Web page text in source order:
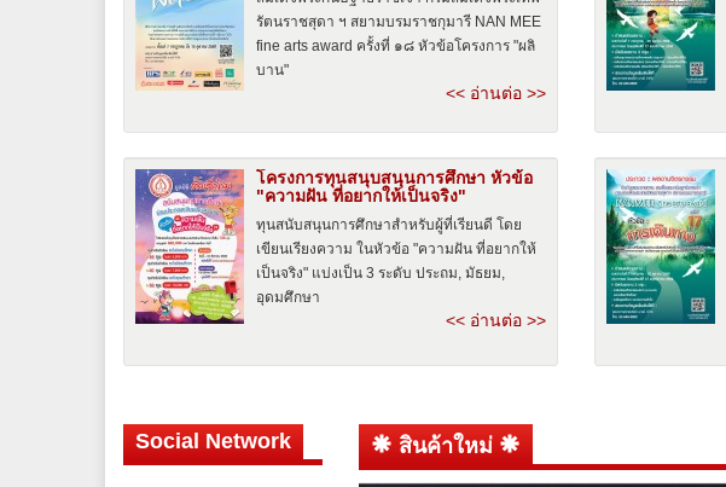
รัตนราชสุดา ฯ สยามบรมราชกุมารี NAN MEE
fine arts award ครั้งที่ ๑๘ หัวข้อโครงการ "ผลิ
บาน"
<< อ่านต่อ >>
โครงการทุนสนุบสนุนการศึกษา หัวข้อ
"ความฝัน ที่อยากให้เป็นจริง"
ทุนสนับสนุนการศึกษาสำหรับผู้ที่เรียนดี โดย
เขียนเรียงความ ในหัวข้อ "ความฝัน ที่อยากให้
เป็นจริง" แบ่งเป็น 3 ระดับ ประถม, มัธยม,
อุดมศึกษา
<< อ่านต่อ >>
Social Network สินค้าใหม่